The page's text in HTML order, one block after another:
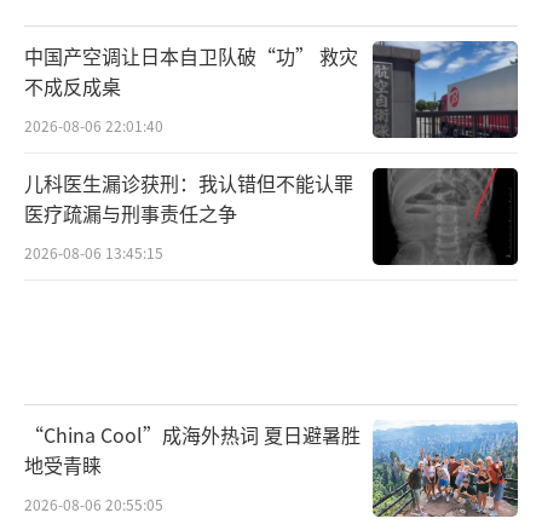
中国产空调让日本自卫队破“功” 救灾
不成反成桌
2026-08-06 22:01:40
儿科医生漏诊获刑：我认错但不能认罪
医疗疏漏与刑事责任之争
2026-08-06 13:45:15
“China Cool”成海外热词 夏日避暑胜
地受青睐
2026-08-06 20:55:05